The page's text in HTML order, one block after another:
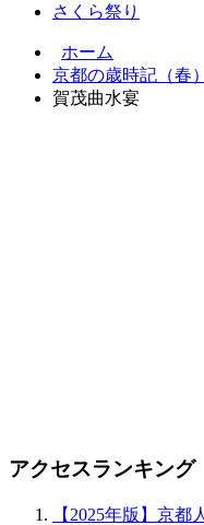
さくら祭り
ホーム
京都の歳時記（春）
賀茂曲水宴
アクセスランキング
【2025年版】京